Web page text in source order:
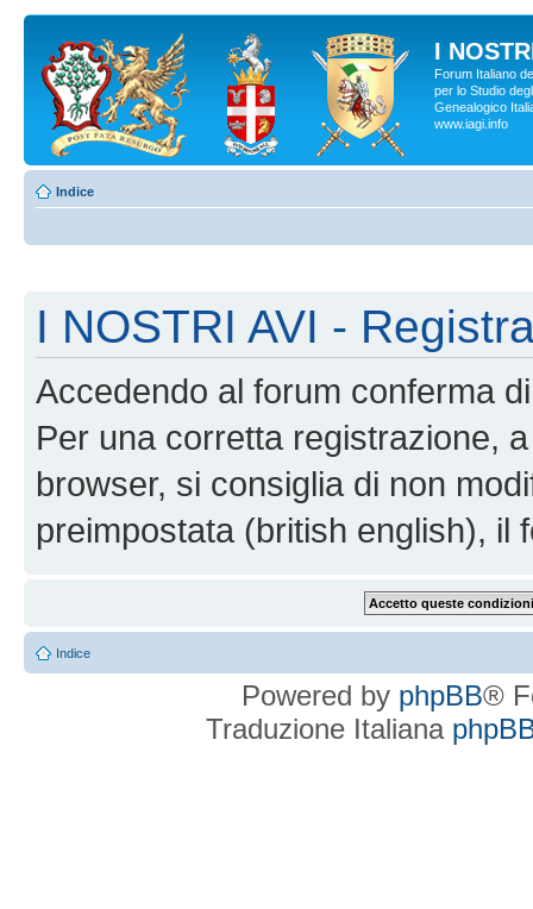
I
Forum Italiano
per lo Studio
Genealogico
www.iagi.info
Indice
I NOSTRI AVI -
Accedendo al forum conferma
Per una corretta registrazione,
browser, si consiglia di non
preimpostata (british english), il
Indice
Powered by phpBB®
Traduzione Italiana